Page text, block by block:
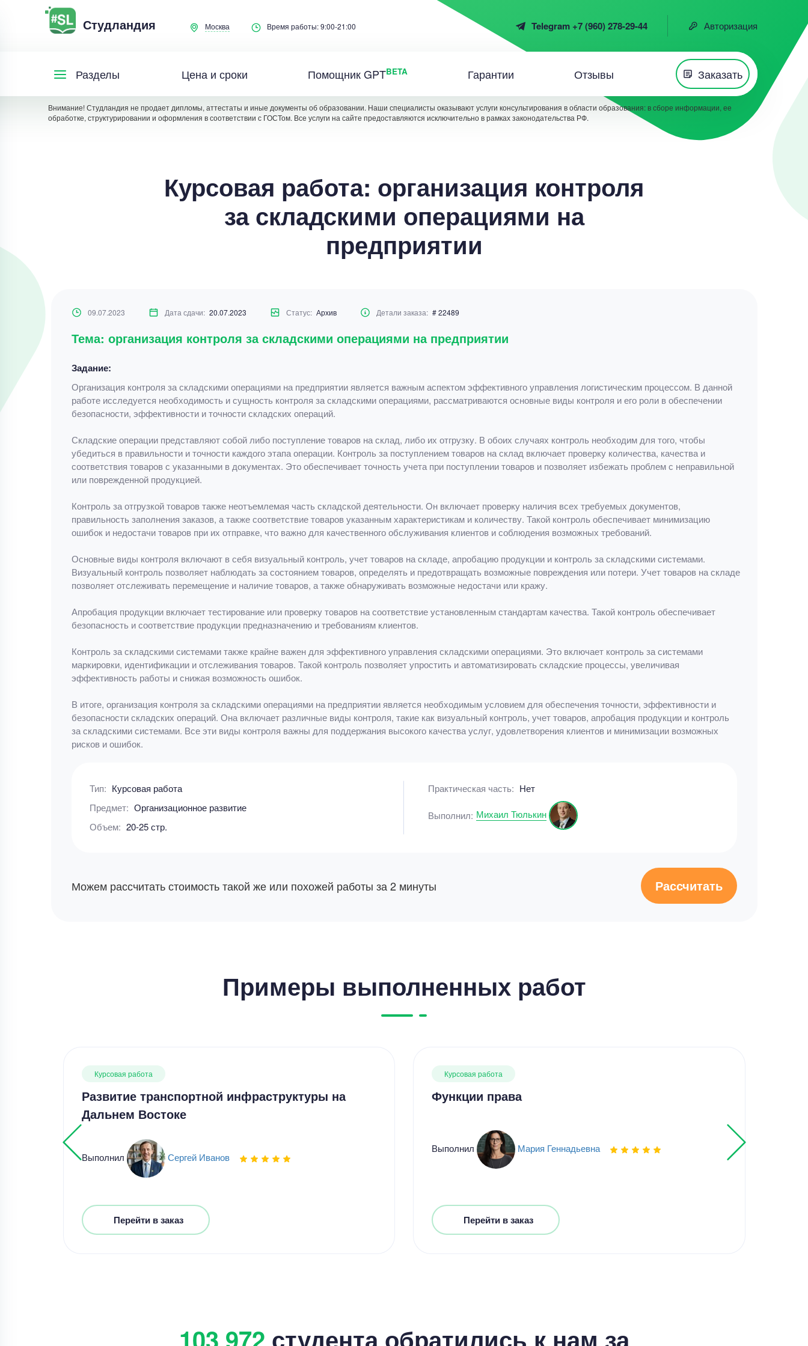
Студландия Москва Время работы: 9:00-21:00 Telegram +7 (960) 278-29-44 Авторизация
Разделы Цена и сроки Помощник GPTBETA Гарантии Отзывы Заказать
Внимание! Студландия не продает дипломы, аттестаты и иные документы об образовании. Наши специалисты оказывают услуги консультирования в области образования: в сборе информации, ее
обработке, структурировании и оформления в соответствии с ГОСТом. Все услуги на сайте предоставляются исключительно в рамках законодательства РФ.
Курсовая работа: организация контроля
за складскими операциями на
предприятии
09.07.2023 Дата сдачи: 20.07.2023 Статус: Архив Детали заказа: # 22489
Тема: организация контроля за складскими операциями на предприятии
Задание:
Организация контроля за складскими операциями на предприятии является важным аспектом эффективного управления логистическим процессом. В данной
работе исследуется необходимость и сущность контроля за складскими операциями, рассматриваются основные виды контроля и его роли в обеспечении
безопасности, эффективности и точности складских операций.
Складские операции представляют собой либо поступление товаров на склад, либо их отгрузку. В обоих случаях контроль необходим для того, чтобы
убедиться в правильности и точности каждого этапа операции. Контроль за поступлением товаров на склад включает проверку количества, качества и
соответствия товаров с указанными в документах. Это обеспечивает точность учета при поступлении товаров и позволяет избежать проблем с неправильной
или поврежденной продукцией.
Контроль за отгрузкой товаров также неотъемлемая часть складской деятельности. Он включает проверку наличия всех требуемых документов,
правильность заполнения заказов, а также соответствие товаров указанным характеристикам и количеству. Такой контроль обеспечивает минимизацию
ошибок и недостачи товаров при их отправке, что важно для качественного обслуживания клиентов и соблюдения возможных требований.
Основные виды контроля включают в себя визуальный контроль, учет товаров на складе, апробацию продукции и контроль за складскими системами.
Визуальный контроль позволяет наблюдать за состоянием товаров, определять и предотвращать возможные повреждения или потери. Учет товаров на складе
позволяет отслеживать перемещение и наличие товаров, а также обнаруживать возможные недостачи или кражу.
Апробация продукции включает тестирование или проверку товаров на соответствие установленным стандартам качества. Такой контроль обеспечивает
безопасность и соответствие продукции предназначению и требованиям клиентов.
Контроль за складскими системами также крайне важен для эффективного управления складскими операциями. Это включает контроль за системами
маркировки, идентификации и отслеживания товаров. Такой контроль позволяет упростить и автоматизировать складские процессы, увеличивая
эффективность работы и снижая возможность ошибок.
В итоге, организация контроля за складскими операциями на предприятии является необходимым условием для обеспечения точности, эффективности и
безопасности складских операций. Она включает различные виды контроля, такие как визуальный контроль, учет товаров, апробация продукции и контроль
за складскими системами. Все эти виды контроля важны для поддержания высокого качества услуг, удовлетворения клиентов и минимизации возможных
рисков и ошибок.
Тип: Курсовая работа
Предмет: Организационное развитие
Объем: 20-25 стр.
Практическая часть: Нет
Выполнил: Михаил Тюлькин
Можем рассчитать стоимость такой же или похожей работы за 2 минуты Рассчитать
Примеры выполненных работ
Курсовая работа
Развитие транспортной инфраструктуры на
Дальнем Востоке
Выполнил Сергей Иванов
Перейти в заказ
Курсовая работа
Функции права
Выполнил Мария Геннадьевна
Перейти в заказ
103 972 студента обратились к нам за